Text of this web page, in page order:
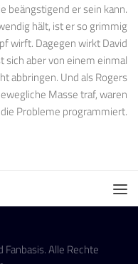
beängstigend er sein kann.
hält, ist er so grimmig
wirft. Dagegen wirkt David
sich aber von einem einmal
abbringen. Und als Rogers
Masse traf, waren
die Probleme programmiert.
Alle Rechte